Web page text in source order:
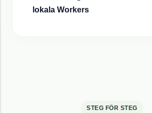
lokala Workers
STEG FÖR STEG